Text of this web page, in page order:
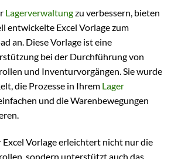
Lagerverwaltungzu verbessern, bieten
entwickelte Excel Vorlage zum
an. Diese Vorlage ist eine
bei der Durchführung von
und Inventurvorgängen. Sie wurde
die Prozesse in Ihrem Lager
und die Warenbewegungen
Vorlage erleichtert nicht nur die
sondern unterstützt auch das